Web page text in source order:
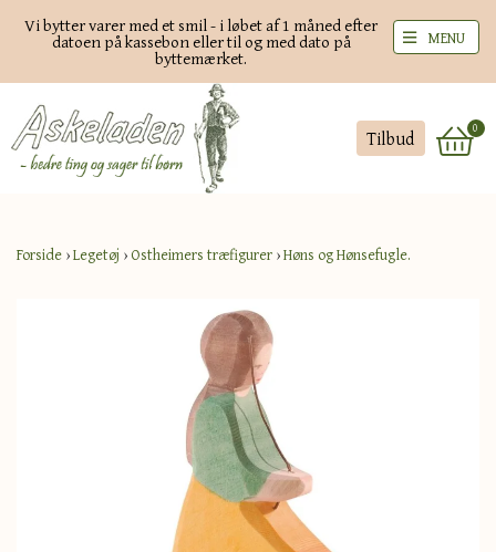
Vi bytter varer med et smil - i løbet af 1 måned efter
datoen på kassebon eller til og med dato på
byttemærket.
Tilbud 0
MENU
Forside ›Legetøj › Ostheimers træfigurer ›Høns og Hønsefugle.